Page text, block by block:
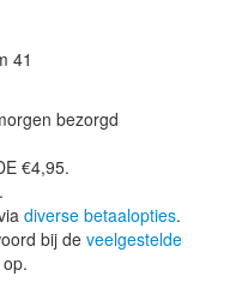
41
bezorgd
€4,95.
diverse betaalopties.
bij de veelgestelde